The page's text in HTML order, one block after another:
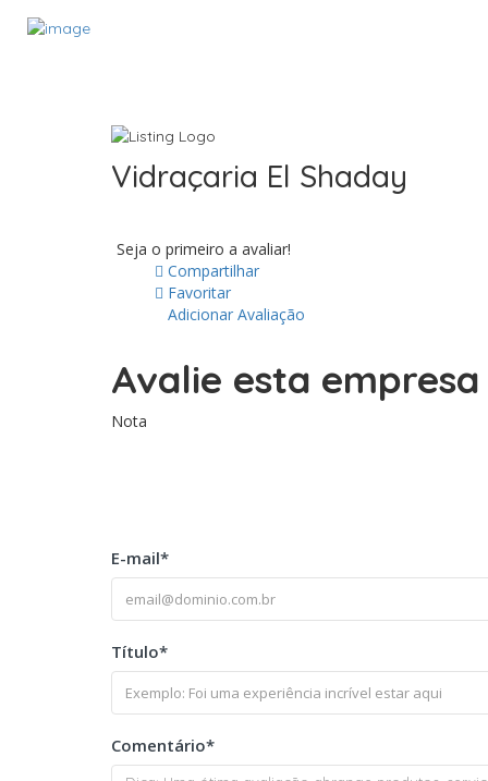
Vidraçaria El Shaday
Seja o primeiro a avaliar!
Compartilhar
Favoritar
Adicionar Avaliação
Avalie esta
Nota
E-mail*
Título*
Comentário*